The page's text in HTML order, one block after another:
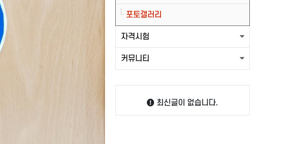
포토갤러리
자격시험
커뮤니티
최신글이 없습니다.